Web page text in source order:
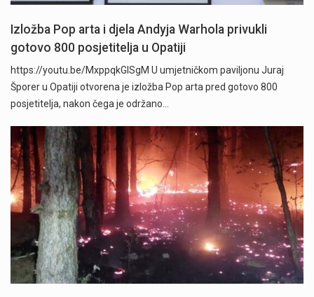
Izložba Pop arta i djela Andyja Warhola privukli
gotovo 800 posjetitelja u Opatiji
https://youtu.be/MxppqkGISgM U umjetničkom paviljonu Juraj
Šporer u Opatiji otvorena je izložba Pop arta pred gotovo 800
posjetitelja, nakon čega je održano…